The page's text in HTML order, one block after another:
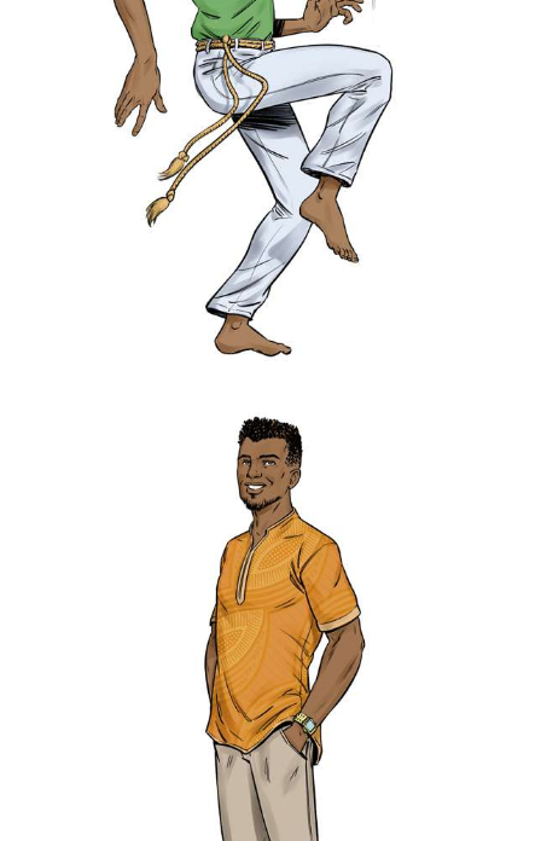
Association « La voie des adoptés ».